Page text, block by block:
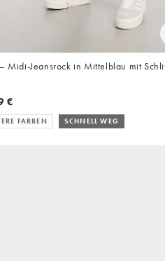
Midi-Jeansrock in Mittelblau mit
€
FARBEN SCHNELL WEG